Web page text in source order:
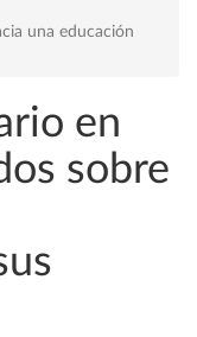
una educación
en
sobre